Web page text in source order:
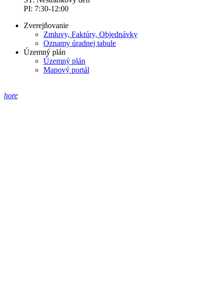
PI: 7:30-12:00
Zverejňovanie
Zmluvy, Faktúry, Objednávky
Oznamy úradnej tabule
Územný plán
Územný plán
Mapový portál
hore